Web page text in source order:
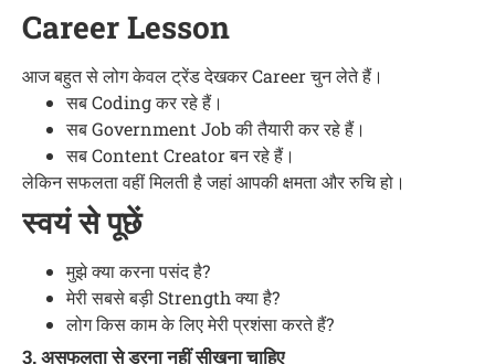
Career Lesson
आज बहुत से लोग केवल ट्रेंड देखकर Career चुन लेते हैं।
सब Coding कर रहे हैं।
सब Government Job की तैयारी कर रहे हैं।
सब Content Creator बन रहे हैं।
लेकिन सफलता वहीं मिलती है जहां आपकी क्षमता और रुचि हो।
स्वयं से पूछें
मुझे क्या करना पसंद है?
मेरी सबसे बड़ी Strength क्या है?
लोग किस काम के लिए मेरी प्रशंसा करते हैं?
3. असफलता से डरना नहीं सीखना चाहिए